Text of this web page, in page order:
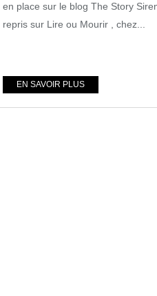
en place sur le blog The Story
repris sur Lire ou Mourir , chez...
EN SAVOIR PLUS